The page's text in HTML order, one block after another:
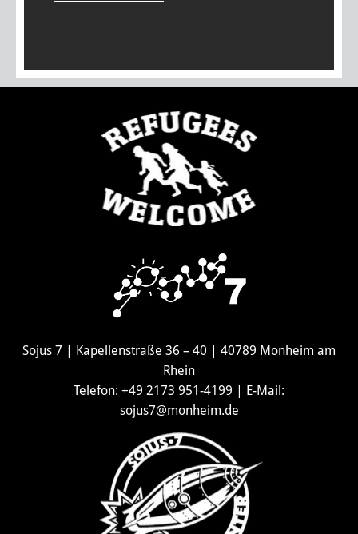
Sojus 7 | Kapellenstraße 36 – 40 | 40789 Monheim am
Rhein
Telefon: +49 2173 951-4199 | E-Mail:
sojus7@monheim.de